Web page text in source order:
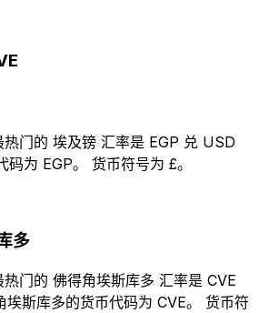
门的 埃及镑 汇率是 EGP 兑 USD
为 EGP。 货币符号为 £。
多
门的 佛得角埃斯库多 汇率是 CVE
斯库多的货币代码为 CVE。 货币符